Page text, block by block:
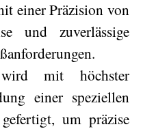
einer Präzision von
und zuverlässige
wird mit höchster
einer speziellen
um präzise